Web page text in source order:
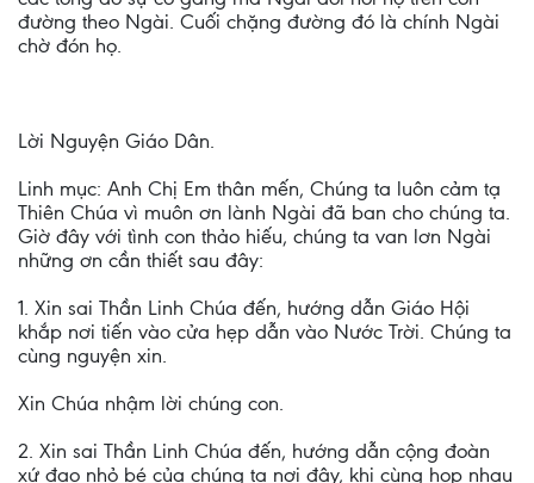
đường theo Ngài. Cuối chặng đường đó là chính Ngài
chờ đón họ.
Lời Nguyện Giáo Dân.
Linh mục: Anh Chị Em thân mến, Chúng ta luôn cảm tạ
Thiên Chúa vì muôn ơn lành Ngài đã ban cho chúng ta.
Giờ đây với tình con thảo hiếu, chúng ta van lơn Ngài
những ơn cần thiết sau đây:
1. Xin sai Thần Linh Chúa đến, hướng dẫn Giáo Hội
khắp nơi tiến vào cửa hẹp dẫn vào Nước Trời. Chúng ta
cùng nguyện xin.
Xin Chúa nhậm lời chúng con.
2. Xin sai Thần Linh Chúa đến, hướng dẫn cộng đoàn
xứ đạo nhỏ bé của chúng ta nơi đây, khi cùng họp nhau